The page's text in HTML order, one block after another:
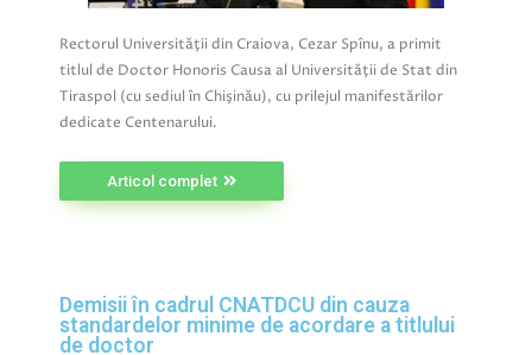
Rectorul Universităţii din Craiova, Cezar Spînu, a primit
titlul de Doctor Honoris Causa al Universităţii de Stat din
Tiraspol (cu sediul în Chişinău), cu prilejul manifestărilor
dedicate Centenarului.
Articol complet
Demisii în cadrul CNATDCU din cauza
standardelor minime de acordare a titlului
de doctor